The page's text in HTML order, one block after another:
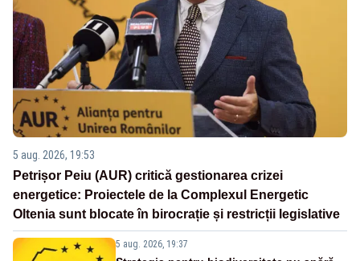
5 aug. 2026, 19:53
Petrișor Peiu (AUR) critică gestionarea crizei
energetice: Proiectele de la Complexul Energetic
Oltenia sunt blocate în birocrație și restricții legislative
5 aug. 2026, 19:37